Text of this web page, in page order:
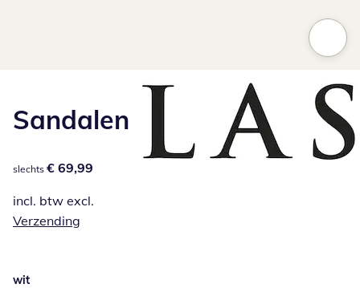
Sandalen
€ 69,99
slechts € 69,99
incl. btw excl.
Verzending
wit